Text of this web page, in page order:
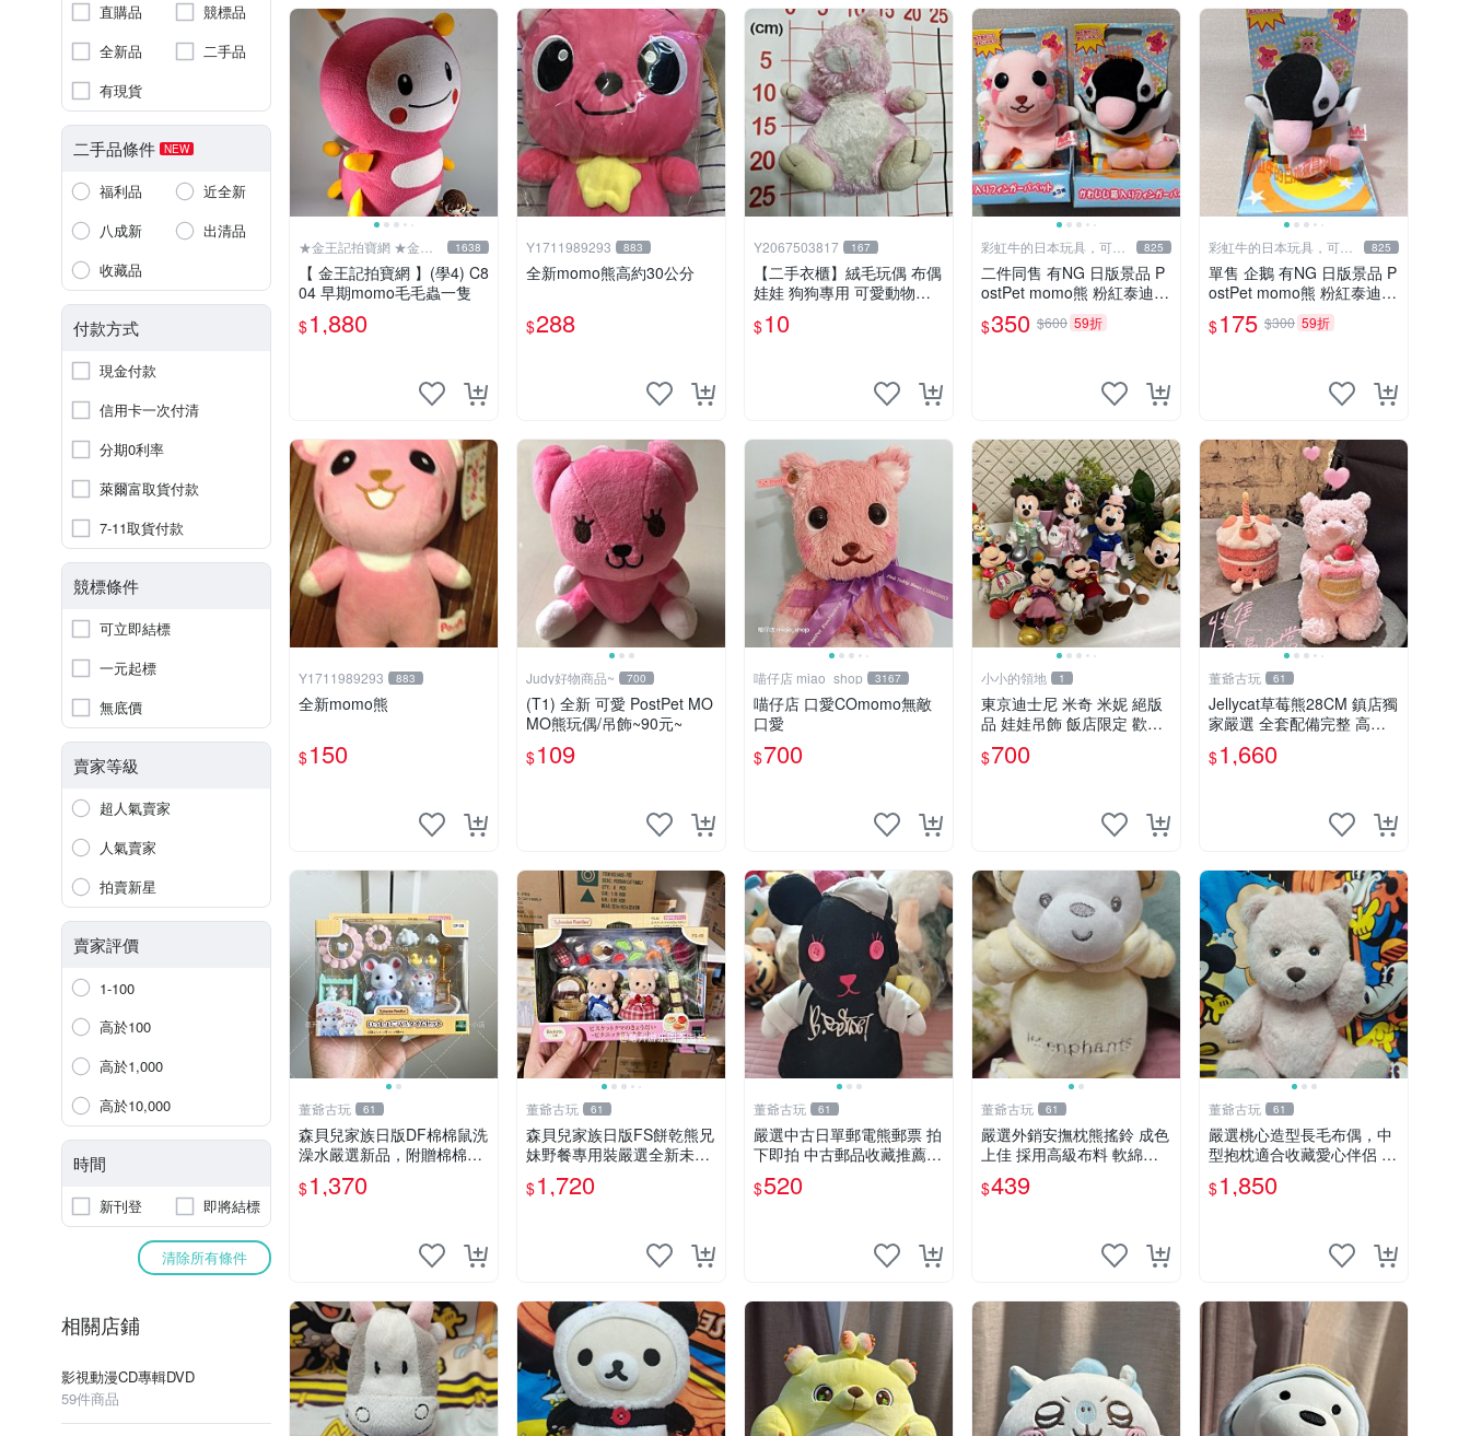
直購品
競標品
全新品
二手品
有現貨
二手品條件 NEW
福利品
近全新
八成新
出清品
收藏品
付款方式
現金付款
信用卡一次付清
分期0利率
萊爾富取貨付款
7-11取貨付款
競標條件
可立即結標
一元起標
無底價
賣家等級
超人氣賣家
人氣賣家
拍賣新星
賣家評價
1-100
高於100
高於1,000
高於10,000
時間
新刊登 即將結標
清除所有條件
相關店鋪
影視動漫CD專輯DVD
59件商品
★金王記拍寶網 ★金王
記拍寶趣
1638
【 金王記拍寶網 】(學4) C8
04 早期momo毛毛蟲一隻
$1,880
Y1711989293 883
全新momo熊高約30公分
$288
Y2067503817 167
【二手衣櫃】絨毛玩偶 布偶
娃娃 狗狗專用 可愛動物系
列 耐咬耐磨玩具 玩偶 粉紅
熊寵物玩具 1120929
$10
彩虹牛的日本玩具，可7
取付
825
二件同售 有NG 日版景品 P
ostPet momo熊 粉紅泰迪熊
妹妹 comomo 企鵝 娃娃 布
偶 手指頭 娃娃
$350 $600 59折
彩虹牛的日本玩具，可7
取付
825
單售 企鵝 有NG 日版景品 P
ostPet momo熊 粉紅泰迪熊
娃娃 布偶 手指頭 娃娃
$175 $300 59折
Y1711989293 883
全新momo熊
$150
Judy好物商品~ 700
(T1) 全新 可愛 PostPet MO
MO熊玩偶/吊飾~90元~
$109
喵仔店 miao_shop 3167
喵仔店 口愛COmomo無敵
口愛
$700
小小的領地 1
東京迪士尼 米奇 米妮 絕版
品 娃娃吊飾 飯店限定 歡樂
滿人間 復活節
$700
董爺古玩 61
Jellycat草莓熊28CM 鎮店獨
家嚴選 全套配備完整 高品
質收藏好物 紋章 玩具熊 定
制熊
$1,660
董爺古玩 61
森貝兒家族日版DF棉棉鼠洗
澡水嚴選新品，附贈棉棉鼠
媽媽與嬰兒及配件。-paper
盒裝，輕便設計方便攜帶。
$1,370
董爺古玩 61
森貝兒家族日版FS餅乾熊兄
妹野餐專用裝嚴選全新未開
封，包含兩組大童款紙盒
裝，適合收藏與分享。 餅乾
$1,720
董爺古玩 61
嚴選中古日單郵電熊郵票 拍
下即拍 中古郵品收藏推薦
郵票 郵電熊 日本
$520
董爺古玩 61
嚴選外銷安撫枕熊搖鈴 成色
上佳 採用高級布料 軟綿適
合收藏 安心選購 安撫枕 熊
玩具 搖鈴
$439
董爺古玩 61
嚴選桃心造型長毛布偶，中
型抱枕適合收藏愛心伴侶 桃
心抱枕 布娃娃 猛咬布偶
$1,850